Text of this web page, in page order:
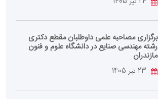
برگزاری مصاحبه علمی داوطلبان مقطع دکتری
رشته مهندسی صنایع در دانشگاه علوم و فنون
مازندران